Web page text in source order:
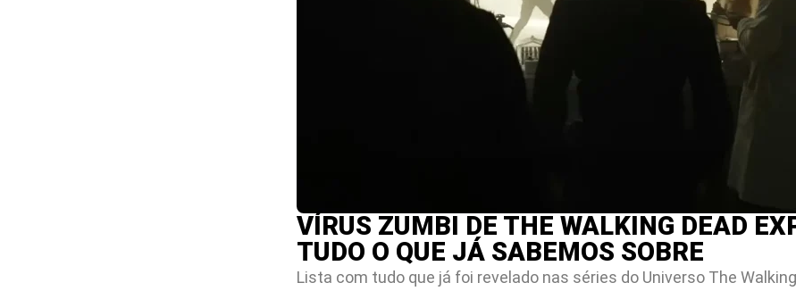
VÍRUS ZUMBI DE THE WALKING DEAD
TUDO O QUE JÁ SABEMOS SOBRE
Lista com tudo que já foi revelado nas séries do Universo The